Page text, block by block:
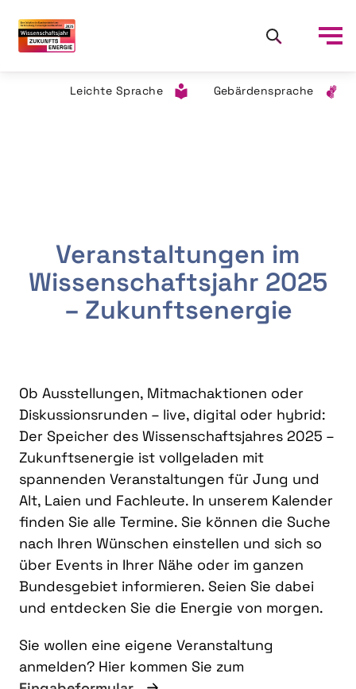
Leichte Sprache Gebärdensprache
Veranstaltungen im
Wissenschaftsjahr 2025
– Zukunftsenergie
Ob Ausstellungen, Mitmachaktionen oder
Diskussionsrunden – live, digital oder hybrid:
Der Speicher des Wissenschaftsjahres 2025 –
Zukunftsenergie ist vollgeladen mit
spannenden Veranstaltungen für Jung und
Alt, Laien und Fachleute. In unserem Kalender
finden Sie alle Termine. Sie können die Suche
nach Ihren Wünschen einstellen und sich so
über Events in Ihrer Nähe oder im ganzen
Bundesgebiet informieren. Seien Sie dabei
und entdecken Sie die Energie von morgen.
Sie wollen eine eigene Veranstaltung
anmelden? Hier kommen Sie zum